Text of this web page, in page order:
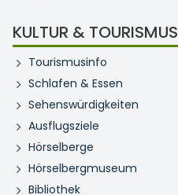
KULTUR & TOURISMUS
Tourismusinfo
Schlafen & Essen
Sehenswürdigkeiten
Ausflugsziele
Hörselberge
Hörselbergmuseum
Bibliothek